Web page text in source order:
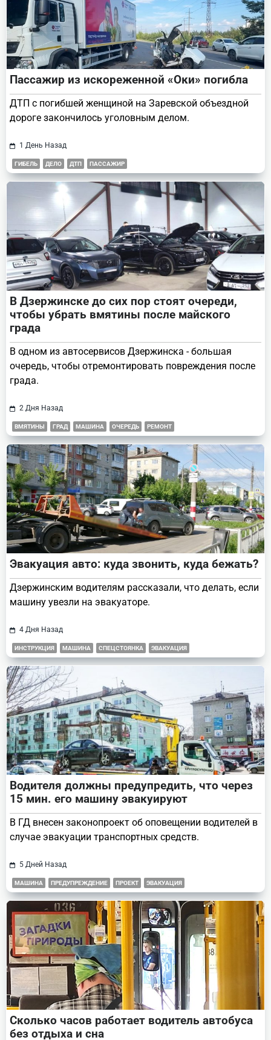
Пассажир из искореженной «Оки» погибла
ДТП с погибшей женщиной на Заревской объездной
дороге закончилось уголовным делом.
1 День Назад
ГИБЕЛЬ ДЕЛО ДТП ПАССАЖИР
В Дзержинске до сих пор стоят очереди,
чтобы убрать вмятины после майского
града
В одном из автосервисов Дзержинска - большая
очередь, чтобы отремонтировать повреждения после
града.
2 Дня Назад
ВМЯТИНЫ ГРАД МАШИНА ОЧЕРЕДЬ РЕМОНТ
Эвакуация авто: куда звонить, куда бежать?
Дзержинским водителям рассказали, что делать, если
машину увезли на эвакуаторе.
4 Дня Назад
ИНСТРУКЦИЯ МАШИНА СПЕЦСТОЯНКА ЭВАКУАЦИЯ
Водителя должны предупредить, что через
15 мин. его машину эвакуируют
В ГД внесен законопроект об оповещении водителей в
случае эвакуации транспортных средств.
5 Дней Назад
МАШИНА ПРЕДУПРЕЖДЕНИЕ ПРОЕКТ ЭВАКУАЦИЯ
Сколько часов работает водитель автобуса
без отдыха и сна